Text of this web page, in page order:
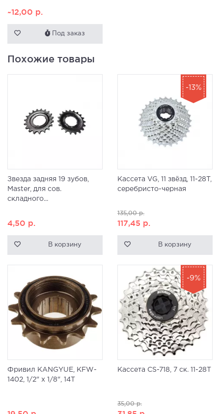
~12,00 р.
Под заказ
Похожие товары
Звезда задняя 19 зубов,
Master, для сов.
складного...
4,50 р.
В корзину
Кассета VG, 11 звёзд, 11-28T,
серебристо-черная
135,00р.
117,45 р.
В корзину
-13%
Фривил KANGYUE, KFW-
1402, 1/2" х 1/8", 14T
Кассета CS-718, 7 ск. 11-28T
35,00р.
-9%